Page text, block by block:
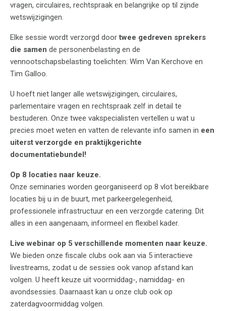
vragen, circulaires, rechtspraak en belangrijke op til zijnde
wetswijzigingen.
Elke sessie wordt verzorgd doortwee gedreven sprekers
die samen de personenbelasting en de
vennootschapsbelasting toelichten: Wim Van Kerchove en
Tim Galloo.
U hoeft niet langer alle wetswijzigingen, circulaires,
parlementaire vragen en rechtspraak zelf in detail te
bestuderen. Onze twee vakspecialisten vertellen u wat u
precies moet weten en vatten de relevante info samen in een
uiterst verzorgde en praktijkgerichte
documentatiebundel!
Op 8 locaties naar keuze.
Onze seminaries worden georganiseerd op 8 vlot bereikbare
locaties bij u in de buurt, met parkeergelegenheid,
professionele infrastructuur en een verzorgde catering. Dit
alles in een aangenaam, informeel en flexibel kader.
Live webinar op 5 verschillende momenten naar keuze.
We bieden onze fiscale clubs ook aan via 5 interactieve
livestreams, zodat u de sessies ook vanop afstand kan
volgen. U heeft keuze uit voormiddag-, namiddag- en
avondsessies. Daarnaast kan u onze club ook op
zaterdagvoormiddag volgen.